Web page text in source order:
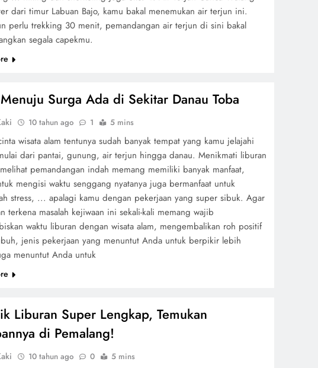
dari timur Labuan Bajo, kamu bakal menemukan air terjun ini.
perlu trekking 30 menit, pemandangan air terjun di sini bakal
segala capekmu.
Surga Ada di Sekitar Danau Toba
10 tahun ago 1 5 mins
wisata alam tentunya sudah banyak tempat yang kamu jelajahi
dari pantai, gunung, air terjun hingga danau. Menikmati liburan
pemandangan indah memang memiliki banyak manfaat,
mengisi waktu senggang nyatanya juga bermanfaat untuk
stress, ... apalagi kamu dengan pekerjaan yang super sibuk. Agar
terkena masalah kejiwaan ini sekali-kali memang wajib
waktu liburan dengan wisata alam, mengembalikan roh positif
jenis pekerjaan yang menuntut Anda untuk berpikir lebih
menuntut Anda untuk
Liburan Super Lengkap, Temukan
di Pemalang!
10 tahun ago 0 5 mins